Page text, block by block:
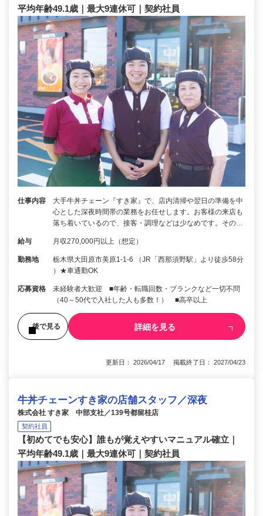
平均年齢49.1歳｜最大9連休可｜契約社員
仕事内容
大手牛丼チェーン『すき家』で、店内清掃や翌日の準備を中
心とした深夜時間帯の業務をお任せします。お客様の来店も
落ち着いているので、接客・調理などは少なめです。その…
給与 月収270,000円以上（想定）
勤務地
栃木県大田原市美原1-1-6 （JR「西那須野駅」より徒歩58分
）★車通勤OK
応募資格
未経験者大歓迎 ■年齢・転職回数・ブランクなど一切不問
（40～50代で入社した人も多数！） ■高卒以上
後で見る 詳細を見る
更新日： 2026/04/17 掲載終了日： 2027/04/23
牛丼チェーンすき家の店舗スタッフ／深夜
株式会社 すき家 中部支社／139号都留桂店
契約社員
【初めてでも安心】誰もが覚えやすいマニュアル確立｜
平均年齢49.1歳｜最大9連休可｜契約社員